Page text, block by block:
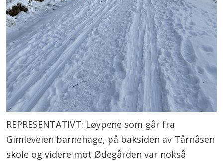
REPRESENTATIVT: Løypene som går fra
Gimleveien barnehage, på baksiden av Tårnåsen
skole og videre mot Ødegården var nokså